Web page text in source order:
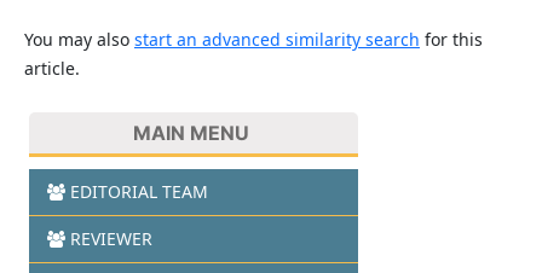
You may also start an advanced similarity search for this
article.
MAIN MENU
EDITORIAL TEAM
REVIEWER